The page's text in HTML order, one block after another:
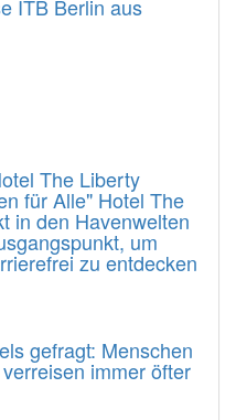
ITB Berlin aus
The Liberty
für Alle" Hotel The
in den Havenwelten
um
zu entdecken
gefragt: Menschen
immer öfter